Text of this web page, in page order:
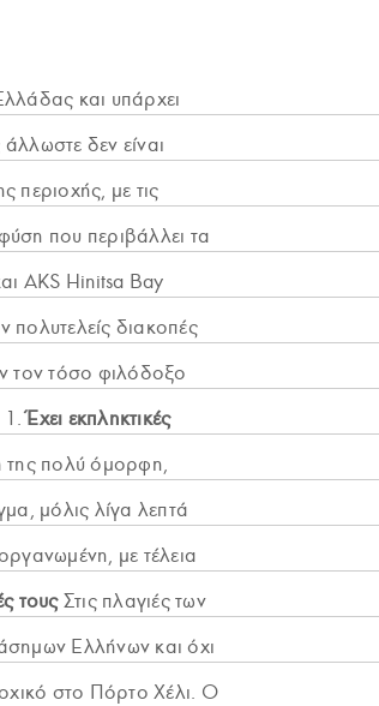
και υπάρχει
δεν είναι
περιοχής, με τις
που περιβάλλει τα
AKS Hinitsa Bay
διακοπές
τον τόσο φιλόδοξο
1.Έχει εκπληκτικές
της πολύ όμορφη,
μόλις λίγα λεπτά
με τέλεια
τουςΣτις πλαγιές των
Ελλήνων και όχι
στο Πόρτο Χέλι. Ο